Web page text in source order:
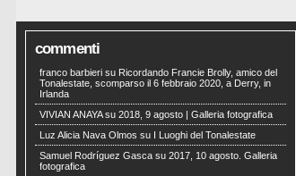
commenti
franco barbieri su Ricordando Francie Brolly, amico del
Tonalestate, scomparso il 6 febbraio 2020, a Derry, in
Irlanda
VIVIAN ANAYAsu 2018, 9 agosto | Galleria fotografica
Luz Alicia Nava Olmos su
I Luoghi del Tonalestate
Samuel Rodríguez Gasca su 2017, 10 agosto. Galleria
fotografica